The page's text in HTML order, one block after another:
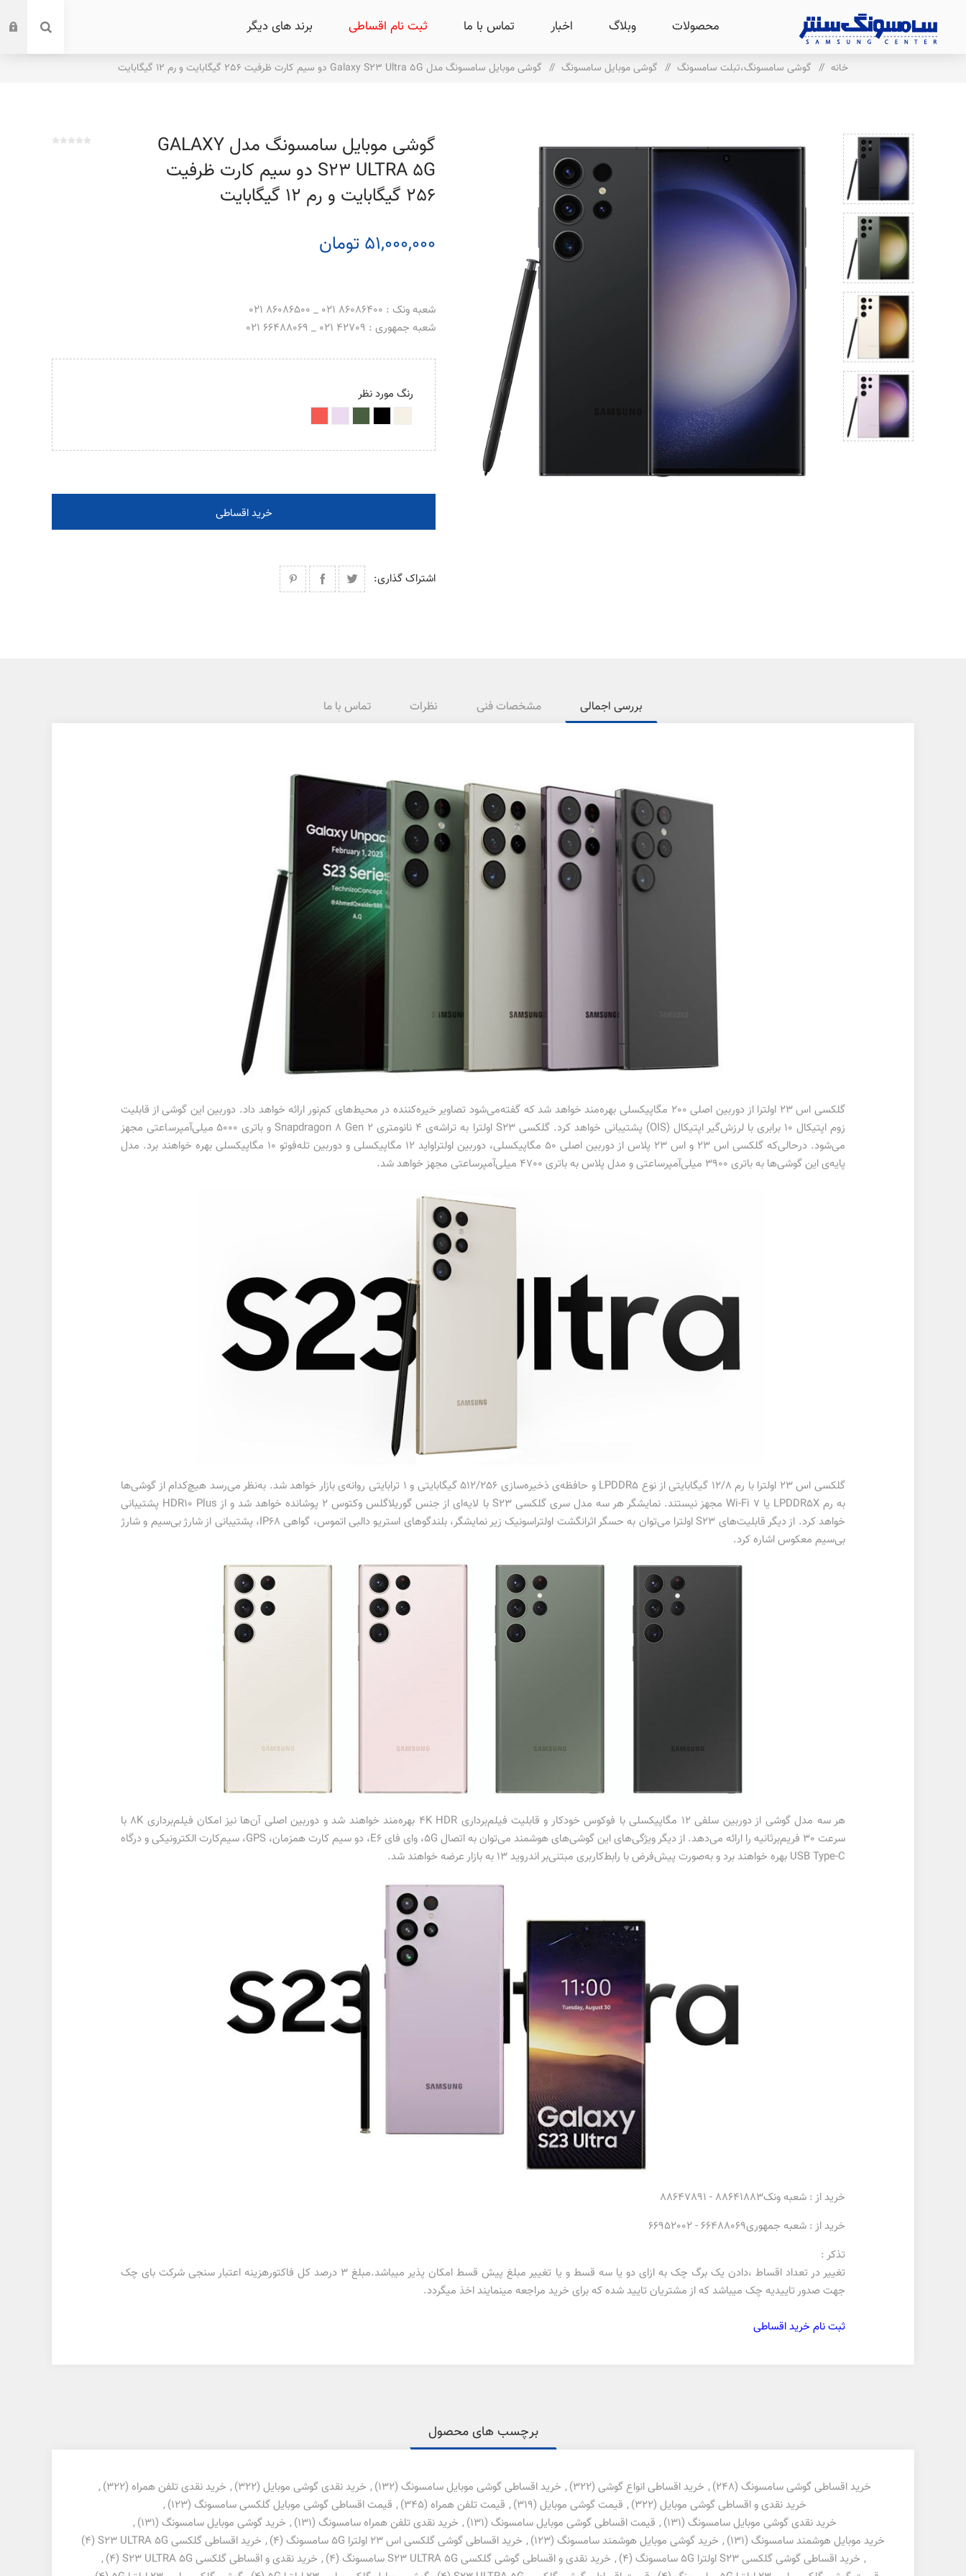
محصولات وبلاگ اخبار تماس با ما ثبت نام اقساطی برند های دیگر
خانه / گوشی سامسونگ،تبلت سامسونگ / گوشی موبایل سامسونگ / گوشی موبایل سامسونگ مدل Galaxy S23 Ultra 5G دو سیم کارت ظرفیت 256 گیگابایت و رم 12 گیگابایت
گوشی موبایل سامسونگ مدل GALAXY
S23 ULTRA 5G دو سیم کارت ظرفیت
256 گیگابایت و رم 12 گیگابایت
51,000,000 تومان
شعبه ونک : 86086400 021 _ 86086500 021
شعبه جمهوری : 42709 021 _ 66488069 021
رنگ مورد نظر
خرید اقساطی
اشتراک گذاری:
بررسی اجمالی مشخصات فنی نظرات تماس با ما
گلکسی اس 23 اولترا از دوربین اصلی 200 مگاپیکسلی بهره‌مند خواهد شد که گفته‌می‌شود تصاویر خیره‌کننده در محیط‌های کم‌نور ارائه خواهد داد. دوربین این گوشی از قابلیت
زوم اپتیکال 10 برابری با لرزش‌گیر اپتیکال (OIS) پشتیبانی خواهد کرد. گلکسی S23 اولترا به تراشه‌ی 4 نانومتری Snapdragon 8 Gen 2 و باتری 5000 میلی‌آمپرساعتی مجهز
می‌شود. درحالی‌که گلکسی اس 23 و اس 23 پلاس از دوربین اصلی 50 مگاپیکسلی، دوربین اولتراواید 12 مگاپیکسلی و دوربین تله‌فوتو 10 مگاپیکسلی بهره خواهند برد. مدل
پایه‌ی این گوشی‌ها به باتری 3900 میلی‌آمپرساعتی و مدل پلاس به باتری 4700 میلی‌آمپر‌ساعتی مجهز خواهد شد.
گلکسی اس 23 اولترا با رم 12/8 گیگابایتی از نوع LPDDR5 و حافظه‌ی ذخیره‌سازی 512/256 گیگابایتی و 1 ترابایتی روانه‌ی بازار خواهد شد. به‌نظر می‌رسد هیچ‌‌کدام از گوشی‌ها
به رم LPDDR5X یا Wi-Fi 7 مجهز نیستند. نمایشگر هر سه مدل سری گلکسی S23 با لایه‌ای از جنس گوریلاگلس وکتوس 2 پوشانده خواهد شد و از HDR10 Plus پشتیبانی
خواهد کرد. از دیگر قابلیت‌های S23 اولترا می‌توان به حسگر اثرانگشت اولتراسونیک زیر نمایشگر، بلندگوهای استریو دالبی اتموس، گواهی IP68، پشتیبانی از شارژ بی‌سیم و شارژ
بی‌سیم معکوس اشاره کرد.
هر سه مدل گوشی از دوربین سلفی 12 مگاپیکسلی با فوکوس خودکار و قابلیت فیلم‌برداری 4K HDR بهره‌مند خواهند شد و دوربین اصلی آن‌ها نیز امکان فیلم‌برداری 8K با
سرعت 30 فریم‌برثانیه را ارائه می‌دهد. از دیگر ویژگی‌های این گوشی‌های هوشمند می‌توان به اتصال 5G، وای فای E6، دو سیم کارت همزمان، GPS، سیم‌کارت الکترونیکی و درگاه
USB Type-C بهره خواهند برد و به‌صورت پیش‌فرض با رابط‌کاربری مبتنی‌بر اندروید 13 به بازار عرضه خواهند شد.
خرید از : شعبه ونک88641883 - 88647891
خرید از : شعبه جمهوری66488069 - 66952002
تذکر :
تغییر در تعداد اقساط ،دادن یک برگ چک به ازای دو یا سه قسط و یا تغییر مبلغ پیش قسط امکان پذیر میباشد.مبلغ 3 درصد کل فاکتورهزینه اعتبار سنجی شرکت بای چک
جهت صدور تاییدیه چک میباشد که از مشتریان تایید شده که برای خرید مراجعه مینمایند اخذ میگردد.
ثبت نام خرید اقساطی
برچسب های محصول
خرید اقساطی گوشی سامسونگ (248)
, خرید اقساطی انواع گوشی (322)
, خرید اقساطی گوشی موبایل سامسونگ (132)
, خرید نقدی گوشی موبایل (322)
, خرید نقدی تلفن همراه (322)
,
خرید نقدی و اقساطی گوشی موبایل (322)
, قیمت گوشی موبایل (319)
, قیمت تلفن همراه (345)
, قیمت اقساطی گوشی موبایل گلکسی سامسونگ (123)
,
خرید نقدی گوشی موبایل سامسونگ (131)
, قیمت اقساطی گوشی موبایل سامسونگ (131)
, خرید نقدی تلفن همراه سامسونگ (131)
, خرید گوشی موبایل سامسونگ (131)
,
خرید موبایل هوشمند سامسونگ (131)
, خرید گوشی موبایل هوشمند سامسونگ (123)
, خرید اقساطی گوشی گلکسی اس 23 اولترا 5G سامسونگ (4)
, خرید اقساطی گلکسی S23 ULTRA 5G
(4)
, خرید اقساطی گوشی گلکسی S23 اولترا 5G سامسونگ (4)
, خرید نقدی و اقساطی گوشی گلکسی S23 ULTRA 5G سامسونگ (4)
, خرید نقدی و اقساطی گلکسی S23 ULTRA 5G (4)
,